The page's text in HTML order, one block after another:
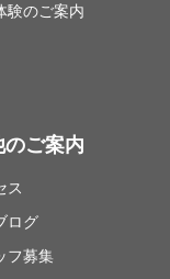
験のご案内
のご案内
ス
ログ
フ募集